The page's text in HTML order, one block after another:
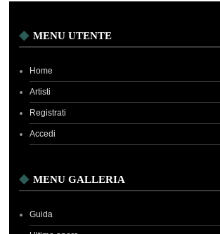
MENU UTENTE
Home
Artisti
Registrati
Accedi
MENU GALLERIA
Guida